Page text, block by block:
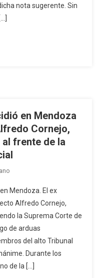
nota sugerente. Sin
en Mendoza
Cornejo,
al frente de la
Mendoza. El ex
Alfredo Cornejo,
la Suprema Corte de
de arduas
del alto Tribunal
Durante los
de la […]